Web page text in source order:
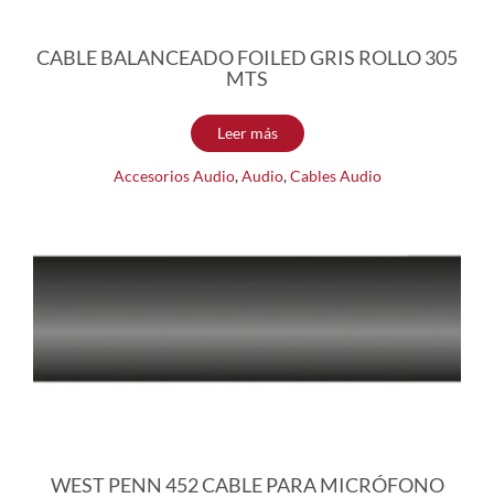
CABLE BALANCEADO FOILED GRIS ROLLO 305
MTS
Leer más
Accesorios Audio,Audio,Cables Audio
WEST PENN 452 CABLE PARA MICRÓFONO